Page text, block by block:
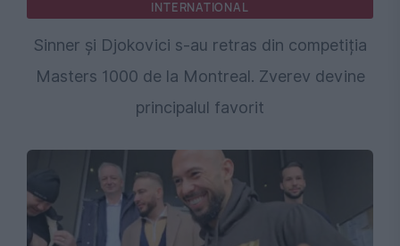
INTERNATIONAL
Sinner și Djokovici s-au retras din competiția
Masters 1000 de la Montreal. Zverev devine
principalul favorit